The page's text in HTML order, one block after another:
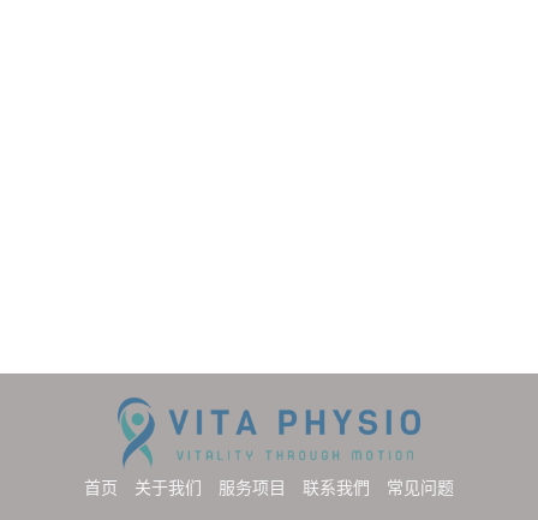
首页 关于我们 服务项目 联系我們 常见问题